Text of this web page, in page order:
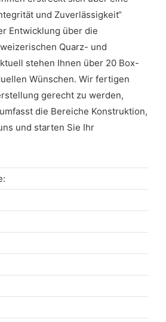
und Zuverlässigkeit“
Entwicklung über die
Quarz- und
stehen Ihnen über 20 Box-
Wünschen. Wir fertigen
gerecht zu werden,
die Bereiche Konstruktion,
und starten Sie Ihr